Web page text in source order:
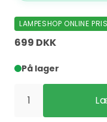
LAMPESHOP ONLINE PRIS
699 DKK
På lager